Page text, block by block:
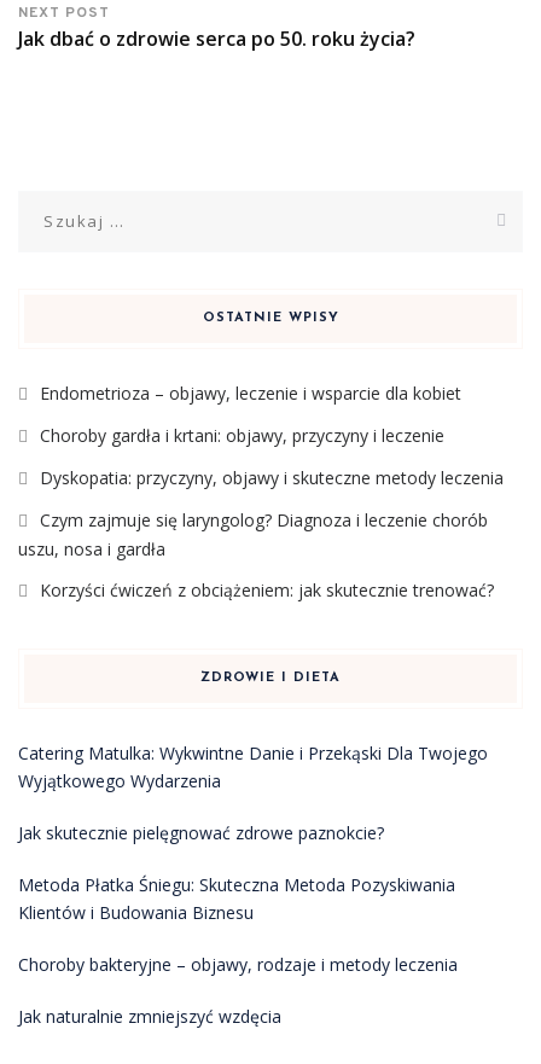
NEXT POST
Jak dbać o zdrowie serca po 50. roku życia?
OSTATNIE WPISY
Endometrioza – objawy, leczenie i wsparcie dla kobiet
Choroby gardła i krtani: objawy, przyczyny i leczenie
Dyskopatia: przyczyny, objawy i skuteczne metody leczenia
Czym zajmuje się laryngolog? Diagnoza i leczenie chorób
uszu, nosa i gardła
Korzyści ćwiczeń z obciążeniem: jak skutecznie trenować?
ZDROWIE I DIETA
Catering Matulka: Wykwintne Danie i Przekąski Dla Twojego
Wyjątkowego Wydarzenia
Jak skutecznie pielęgnować zdrowe paznokcie?
Metoda Płatka Śniegu: Skuteczna Metoda Pozyskiwania
Klientów i Budowania Biznesu
Choroby bakteryjne – objawy, rodzaje i metody leczenia
Jak naturalnie zmniejszyć wzdęcia